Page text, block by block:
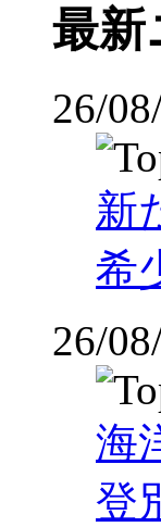
最新
26/
新
希
26/
海
登